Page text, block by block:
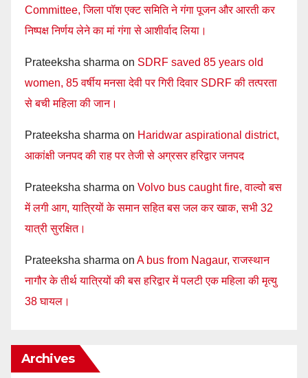
Committee, जिला पॉश एक्ट समिति ने गंगा पूजन और आरती कर
निष्पक्ष निर्णय लेने का मां गंगा से आशीर्वाद लिया।
Prateeksha sharma on SDRF saved 85 years old
women, 85 वर्षीय मनसा देवी पर गिरी दिवार SDRF की तत्परता
से बची महिला की जान।
Prateeksha sharma on Haridwar aspirational district,
आकांक्षी जनपद की राह पर तेजी से अग्रसर हरिद्वार जनपद
Prateeksha sharma on Volvo bus caught fire, वाल्वो बस
में लगी आग, यात्रियों के समान सहित बस जल कर खाक, सभी 32
यात्री सुरक्षित।
Prateeksha sharma on A bus from Nagaur, राजस्थान
नागौर के तीर्थ यात्रियों की बस हरिद्वार में पलटी एक महिला की मृत्यु
38 घायल।
Archives